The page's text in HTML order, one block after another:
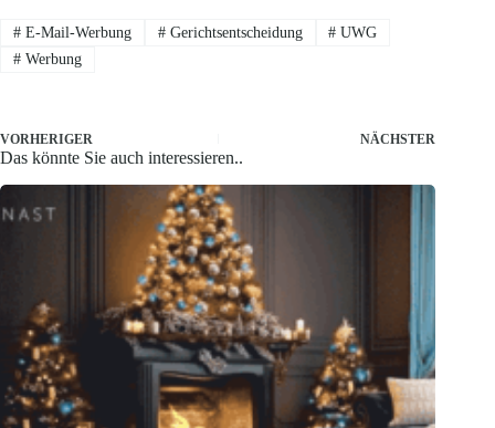
#E-Mail-Werbung #Gerichtsentscheidung # UWG
#Werbung
VORHERIGER NÄCHSTER
Das könnte Sie auch interessieren..